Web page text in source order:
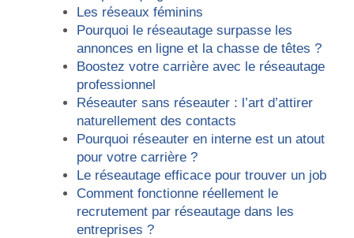
Les réseaux féminins
Pourquoi le réseautage surpasse les
annonces en ligne et la chasse de têtes ?
Boostez votre carrière avec le réseautage
professionnel
Réseauter sans réseauter : l’art d’attirer
naturellement des contacts
Pourquoi réseauter en interne est un atout
pour votre carrière ?
Le réseautage efficace pour trouver un job
Comment fonctionne réellement le
recrutement par réseautage dans les
entreprises ?